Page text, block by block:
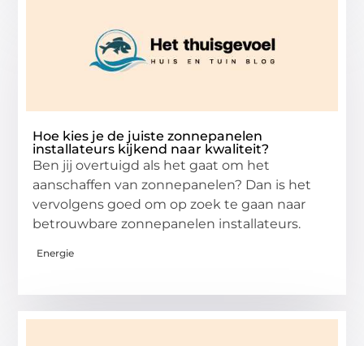
Hoe kies je de juiste zonnepanelen
installateurs kijkend naar kwaliteit?
Ben jij overtuigd als het gaat om het
aanschaffen van zonnepanelen? Dan is het
vervolgens goed om op zoek te gaan naar
betrouwbare zonnepanelen installateurs.
Energie